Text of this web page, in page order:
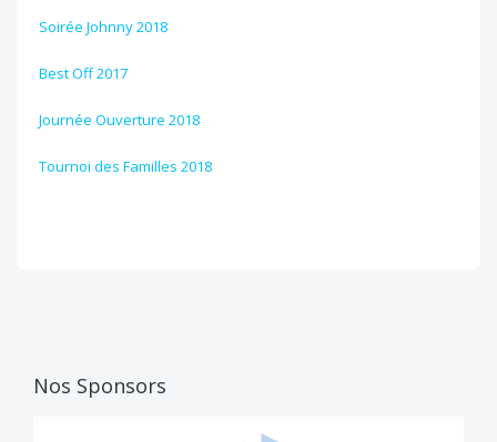
Soirée Johnny 2018
Best Off 2017
Journée Ouverture 2018
Tournoi des Familles 2018
Nos Sponsors